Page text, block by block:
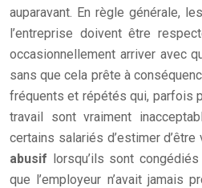
auparavant. En règle générale,
l’entreprise doivent être
occasionnellement arriver avec
sans que cela prête à
fréquents et répétés qui, parfois
travail sont vraiment
certains salariés d’estimer d’être
abusif lorsqu’ils sont
que l’employeur n’avait jamais